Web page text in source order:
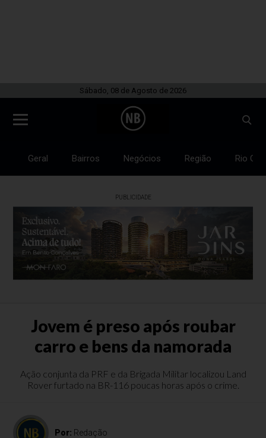
Sábado, 08 de Agosto de 2026
Geral Bairros Negócios Região Rio
PUBLICIDADE
Jovem é preso após roubar
carro e bens da namorada
Ação conjunta da PRF e da Brigada Militar localizou Land
Rover furtado na BR-116 poucas horas após o crime.
Por: Redação